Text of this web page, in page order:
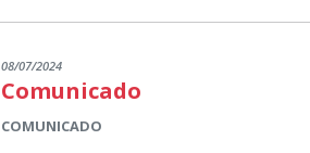
08/07/2024
Comunicado
COMUNICADO